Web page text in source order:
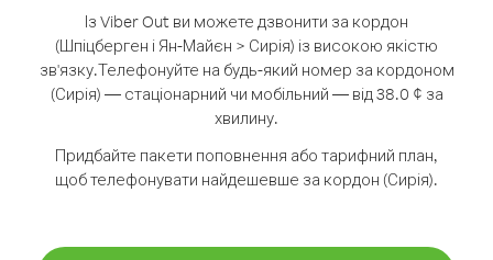
Із Viber Out ви можете дзвонити за кордон
(Шпіцберген і Ян-Майєн > Сирія) із високою якістю
зв'язку.Телефонуйте на будь-який номер за кордоном
(Сирія) — стаціонарний чи мобільний — від 38.0 ¢ за
хвилину.
Придбайте пакети поповнення або тарифний план,
щоб телефонувати найдешевше за кордон (Сирія).